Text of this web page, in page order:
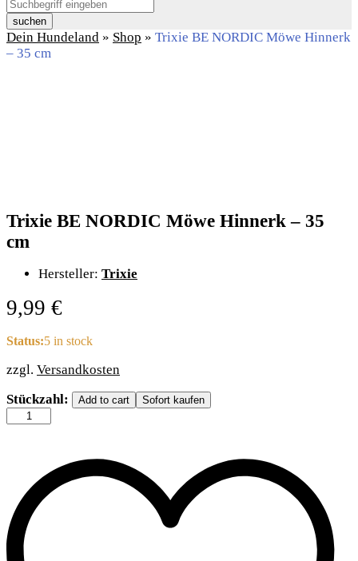
suchen
Dein Hundeland » Shop » Trixie BE NORDIC Möwe Hinnerk
– 35 cm
Trixie BE NORDIC Möwe Hinnerk – 35
cm
Hersteller: Trixie
9,99 €
Status:5 in stock
zzgl. Versandkosten
Trixie
cm
quantity
Stückzahl: Add to cart Sofort kaufen